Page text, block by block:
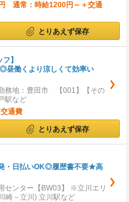
通常：時給1200円～＋交通
とりあえず保存
】
昼働くより涼しくて効率い
務地：豊田市 【001】【その
駅など
通費
とりあえず保存
・日払いOK◎履歴書不要★高
センター【BW03】 ※立川エリ
崎－立川) 立川駅など